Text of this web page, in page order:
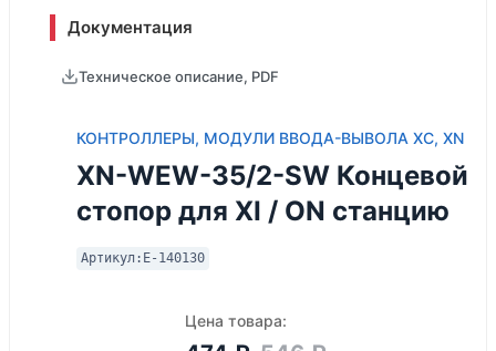
Документация
Техническое описание, PDF
КОНТРОЛЛЕРЫ, МОДУЛИ ВВОДА-ВЫВОЛА XC, XN
XN-WEW-35/2-SW Концевой
стопор для XI / ON станцию
Артикул: E-140130
Цена товара: